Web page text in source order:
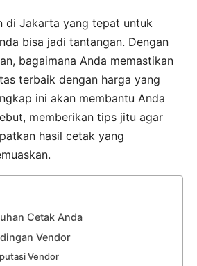
di Jakarta yang tepat untuk
bisa jadi tantangan. Dengan
bagaimana Anda memastikan
terbaik dengan harga yang
ini akan membantu Anda
memberikan tips jitu agar
hasil cetak yang
Cetak Anda
Vendor
Vendor